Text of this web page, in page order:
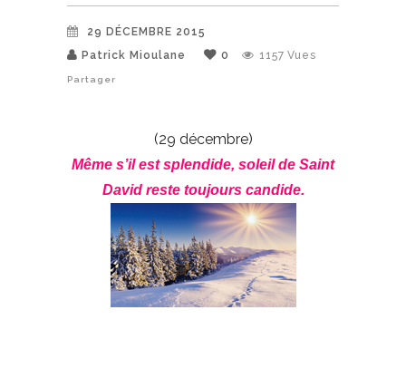
29 DÉCEMBRE 2015
Patrick Mioulane
0 1157 Vues
Partager
(29 décembre)
Même s’il est splendide, soleil de Saint
David reste toujours candide.